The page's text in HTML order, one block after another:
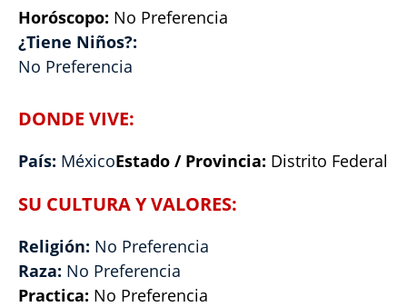
Horóscopo: No Preferencia
¿Tiene Niños?:
No Preferencia
DONDE VIVE:
País: MéxicoEstado / Provincia: Distrito Federal
SU CULTURA Y VALORES:
Religión: No Preferencia
Raza: No Preferencia
Practica: No Preferencia